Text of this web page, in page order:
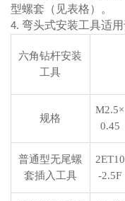
型螺套（见表格）。
4. 弯头式安装工具适用
六角钻杆安装
工具
规格
M2.5×
0.45
普通型无尾螺
套插入工具
2ET10
-2.5F